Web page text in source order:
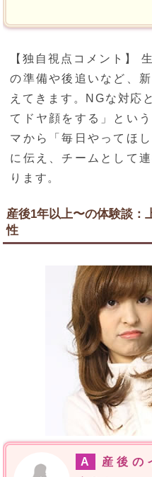
【独自視点コメント】
の準備や後追いなど、
えてきます。NGな対応
てドヤ顔をする」とい
マから「毎日やってほ
に伝え、チームとして
ります。
産後1年以上〜の体験談：
性
A
産後の